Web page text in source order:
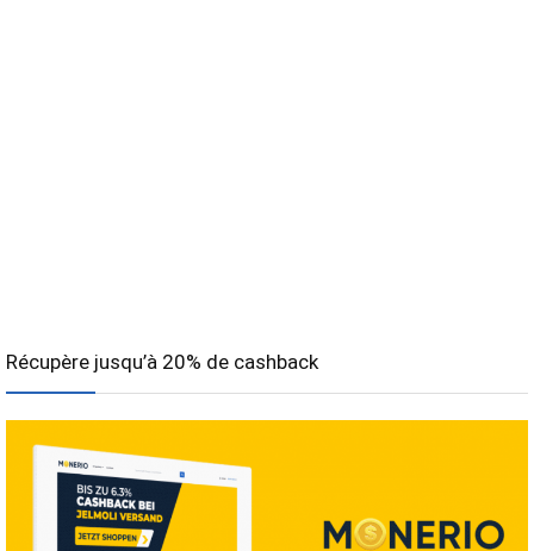
Récupère jusqu’à 20% de cashback